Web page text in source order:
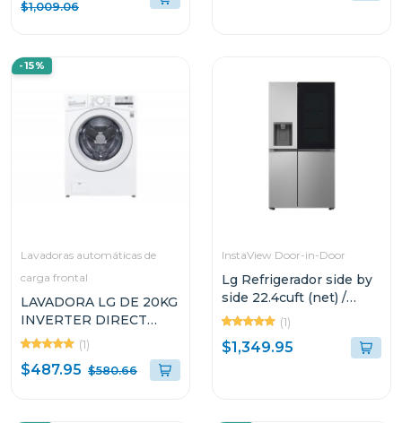
$1,009.06
-15%
Lavadoras automáticas de
carga frontal
LAVADORA LG DE 20KG
INVERTER DIRECT
DRIVE THINQ
WM20WV26W
(1)
$487.95 $580.66
InstaView Door-in-Door
Lg Refrigerador side by
side 22.4cuft (net) /
24cuft (gross) thinq
instaview inverter vs25
(1)
$1,349.95